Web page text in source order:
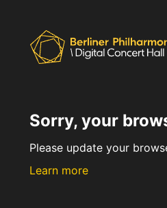
Sorry, your
Please update your
Learn more